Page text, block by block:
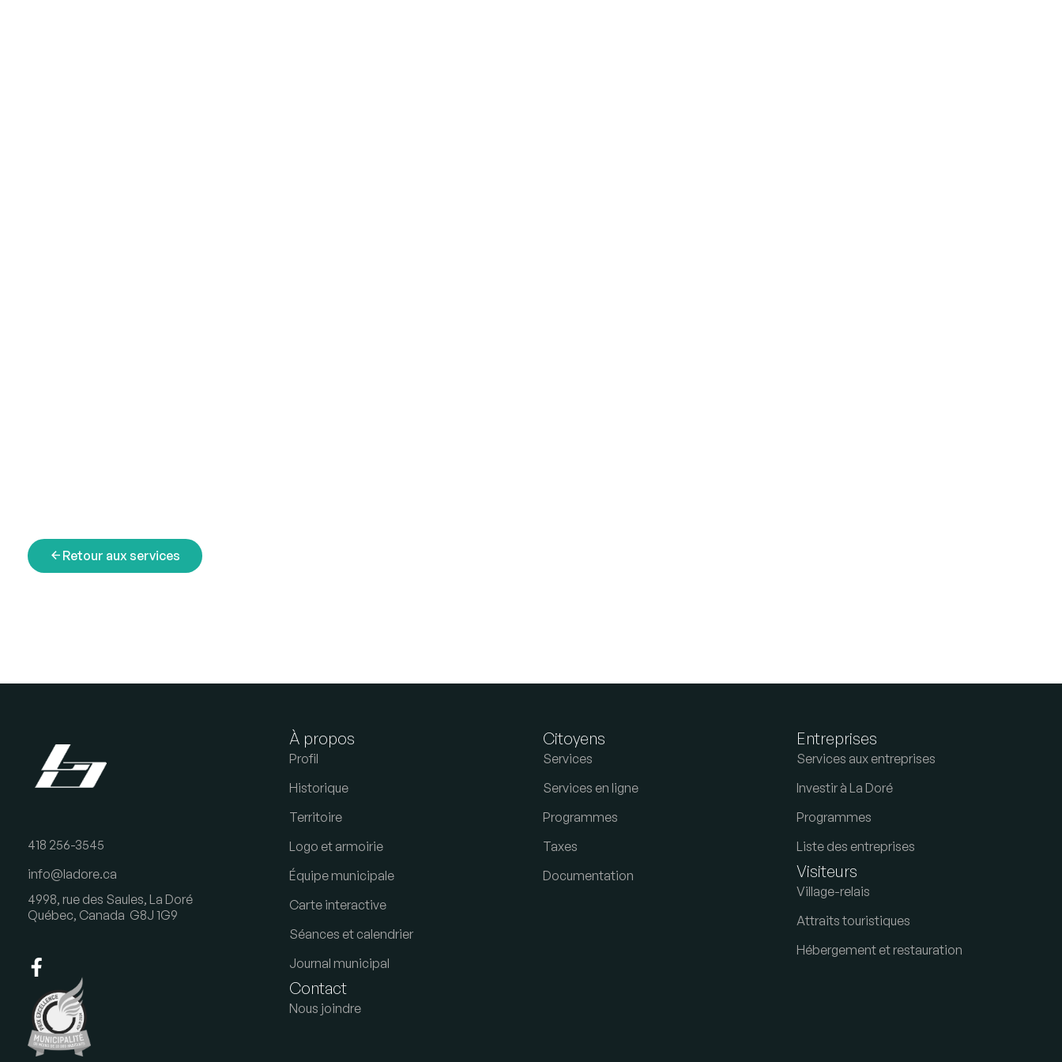
arrow_back Retour aux services
418 256-3545
info@ladore.ca
4998, rue des Saules, La Doré
Québec, Canada G8J 1G9
À propos
Profil
Historique
Territoire
Logo et armoirie
Équipe municipale
Carte interactive
Séances et calendrier
Journal municipal
Contact
Nous joindre
Citoyens
Services
Services en ligne
Programmes
Taxes
Documentation
Entreprises
Services aux entreprises
Investir à La Doré
Programmes
Liste des entreprises
Visiteurs
Village-relais
Attraits touristiques
Hébergement et restauration